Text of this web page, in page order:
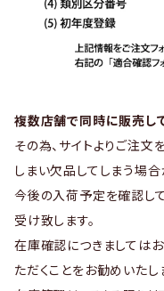
複数店舗で同時に販売して
その為、サイトよりご注
しまい欠品してしまう場合
今後の入荷予定を確認し
受け致します。
在庫確認につきましては
ただくことをお勧めいたし